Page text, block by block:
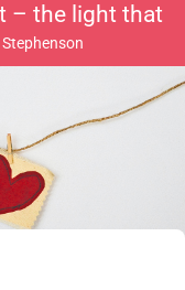
– the light that